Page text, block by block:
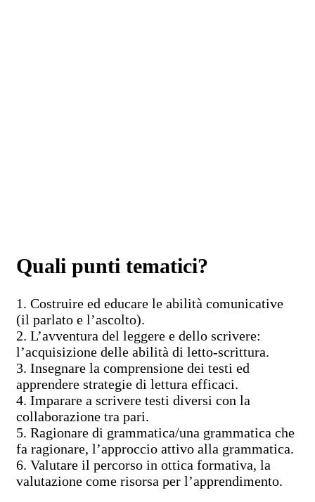
Quali punti tematici?
1. Costruire ed educare le abilità comunicative
(il parlato e l’ascolto).
2. L’avventura del leggere e dello scrivere:
l’acquisizione delle abilità di letto-scrittura.
3. Insegnare la comprensione dei testi ed
apprendere strategie di lettura efficaci.
4. Imparare a scrivere testi diversi con la
collaborazione tra pari.
5. Ragionare di grammatica/una grammatica che
fa ragionare, l’approccio attivo alla grammatica.
6. Valutare il percorso in ottica formativa, la
valutazione come risorsa per l’apprendimento.